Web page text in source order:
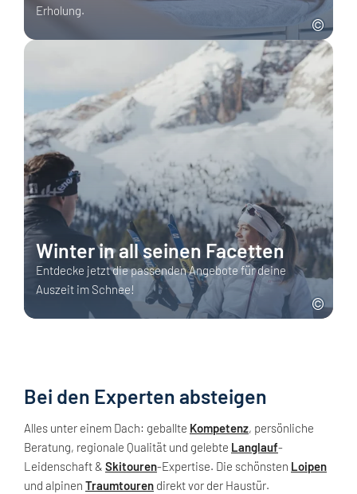
Erholung.
Winter in all seinen Facetten
Entdecke jetzt die passenden Angebote für deine
Auszeit im Schnee!
Bei den Experten absteigen
Alles unter einem Dach: geballte Kompetenz, persönliche
Beratung, regionale Qualität und gelebte Langlauf-
Leidenschaft & Skitouren-Expertise. Die schönsten Loipen
und alpinen Traumtouren direkt vor der Haustür.